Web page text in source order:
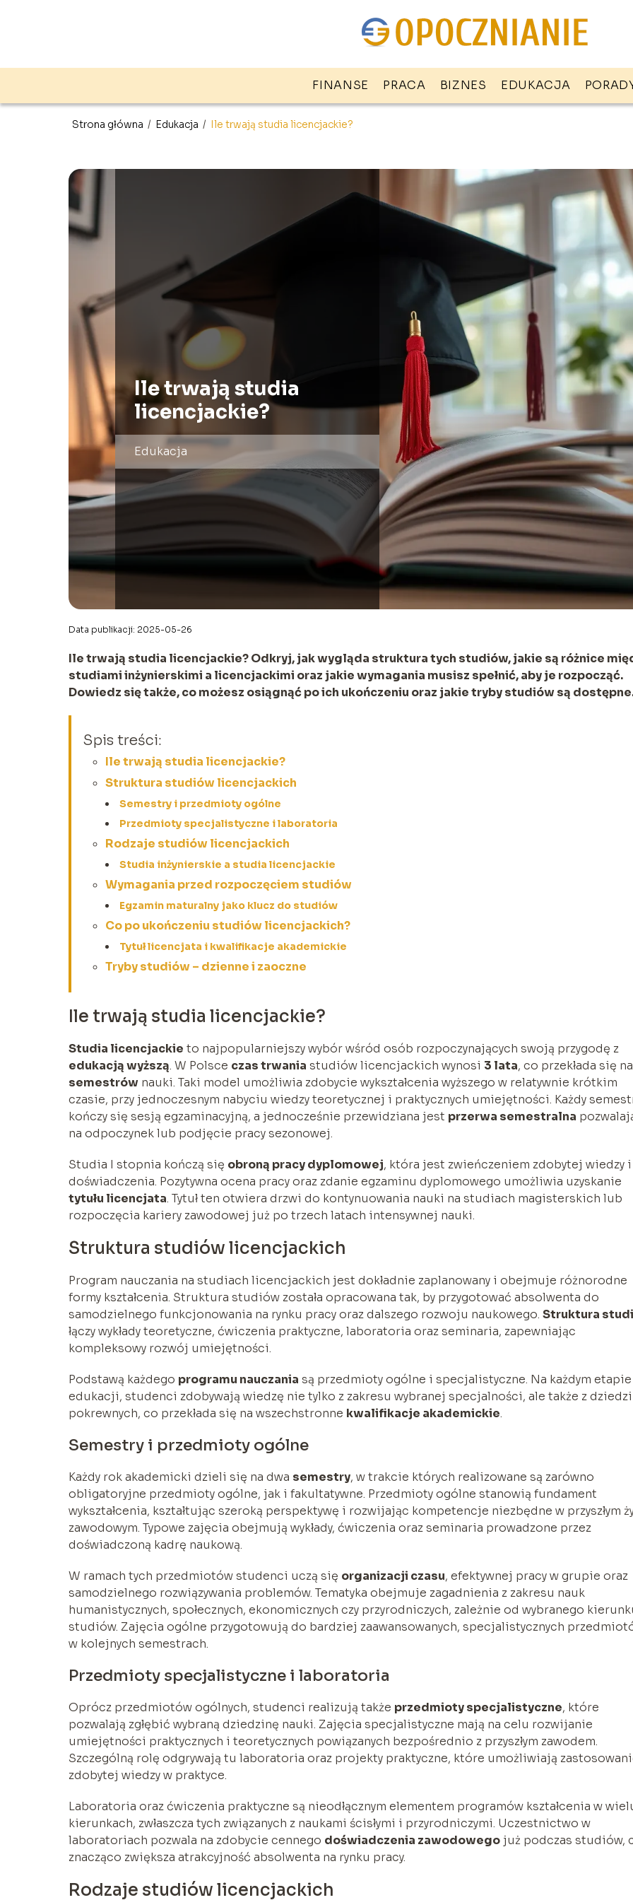
FINANSE PRACA BIZNES EDUKACJA
Strona główna / Edukacja / Ile trwają studia licencjackie?
Ile trwają studia
licencjackie?
Edukacja
Data publikacji: 2025-05-26
Ile trwają studia licencjackie? Odkryj, jak wygląda struktura tych studiów, jakie są różnice
studiami inżynierskimi a licencjackimi oraz jakie wymagania musisz spełnić, aby je rozpocząć.
Dowiedz się także, co możesz osiągnąć po ich ukończeniu oraz jakie tryby studiów są
Spis treści:
Ile trwają studia licencjackie?
Struktura studiów licencjackich
Semestry i przedmioty ogólne
Przedmioty specjalistyczne i laboratoria
Rodzaje studiów licencjackich
Studia inżynierskie a studia licencjackie
Wymagania przed rozpoczęciem studiów
Egzamin maturalny jako klucz do studiów
Co po ukończeniu studiów licencjackich?
Tytuł licencjata i kwalifikacje akademickie
Tryby studiów – dzienne i zaoczne
Ile trwają studia licencjackie?
Studia licencjackie to najpopularniejszy wybór wśród osób rozpoczynających swoją przygodę z
edukacją wyższą. W Polsce czas trwania studiów licencjackich wynosi 3 lata, co przekłada się na
semestrów nauki. Taki model umożliwia zdobycie wykształcenia wyższego w relatywnie krótkim
czasie, przy jednoczesnym nabyciu wiedzy teoretycznej i praktycznych umiejętności. Każdy
kończy się sesją egzaminacyjną, a jednocześnie przewidziana jest przerwa semestralna
na odpoczynek lub podjęcie pracy sezonowej.
Studia I stopnia kończą się obroną pracy dyplomowej, która jest zwieńczeniem zdobytej wiedzy i
doświadczenia. Pozytywna ocena pracy oraz zdanie egzaminu dyplomowego umożliwia uzyskanie
tytułu licencjata. Tytuł ten otwiera drzwi do kontynuowania nauki na studiach magisterskich lub
rozpoczęcia kariery zawodowej już po trzech latach intensywnej nauki.
Struktura studiów licencjackich
Program nauczania na studiach licencjackich jest dokładnie zaplanowany i obejmuje różnorodne
formy kształcenia. Struktura studiów została opracowana tak, by przygotować absolwenta do
samodzielnego funkcjonowania na rynku pracy oraz dalszego rozwoju naukowego. Struktura
łączy wykłady teoretyczne, ćwiczenia praktyczne, laboratoria oraz seminaria, zapewniając
kompleksowy rozwój umiejętności.
Podstawą każdego programu nauczania są przedmioty ogólne i specjalistyczne. Na każdym etapie
edukacji, studenci zdobywają wiedzę nie tylko z zakresu wybranej specjalności, ale także z
pokrewnych, co przekłada się na wszechstronne kwalifikacje akademickie.
Semestry i przedmioty ogólne
Każdy rok akademicki dzieli się na dwa semestry, w trakcie których realizowane są zarówno
obligatoryjne przedmioty ogólne, jak i fakultatywne. Przedmioty ogólne stanowią fundament
wykształcenia, kształtując szeroką perspektywę i rozwijając kompetencje niezbędne w przyszłym
zawodowym. Typowe zajęcia obejmują wykłady, ćwiczenia oraz seminaria prowadzone przez
doświadczoną kadrę naukową.
W ramach tych przedmiotów studenci uczą się organizacji czasu, efektywnej pracy w grupie oraz
samodzielnego rozwiązywania problemów. Tematyka obejmuje zagadnienia z zakresu nauk
humanistycznych, społecznych, ekonomicznych czy przyrodniczych, zależnie od wybranego
studiów. Zajęcia ogólne przygotowują do bardziej zaawansowanych, specjalistycznych
w kolejnych semestrach.
Przedmioty specjalistyczne i laboratoria
Oprócz przedmiotów ogólnych, studenci realizują także przedmioty specjalistyczne, które
pozwalają zgłębić wybraną dziedzinę nauki. Zajęcia specjalistyczne mają na celu rozwijanie
umiejętności praktycznych i teoretycznych powiązanych bezpośrednio z przyszłym zawodem.
Szczególną rolę odgrywają tu laboratoria oraz projekty praktyczne, które umożliwiają
zdobytej wiedzy w praktyce.
Laboratoria oraz ćwiczenia praktyczne są nieodłącznym elementem programów kształcenia w
kierunkach, zwłaszcza tych związanych z naukami ścisłymi i przyrodniczymi. Uczestnictwo w
laboratoriach pozwala na zdobycie cennego doświadczenia zawodowego już podczas studiów,
znacząco zwiększa atrakcyjność absolwenta na rynku pracy.
Rodzaje studiów licencjackich